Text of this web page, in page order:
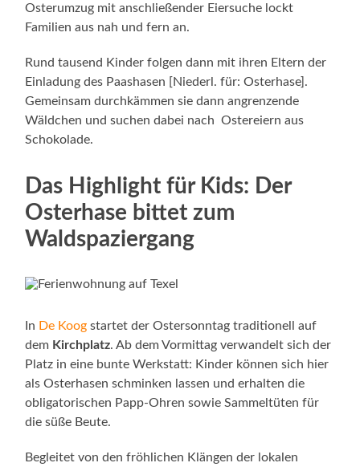
Osterumzug mit anschließender Eiersuche lockt
Familien aus nah und fern an.
Rund tausend Kinder folgen dann mit ihren Eltern der
Einladung des Paashasen [Niederl. für: Osterhase].
Gemeinsam durchkämmen sie dann angrenzende
Wäldchen und suchen dabei nach Ostereiern aus
Schokolade.
Das Highlight für Kids: Der
Osterhase bittet zum
Waldspaziergang
In De Koog startet der Ostersonntag traditionell auf
dem Kirchplatz. Ab dem Vormittag verwandelt sich der
Platz in eine bunte Werkstatt: Kinder können sich hier
als Osterhasen schminken lassen und erhalten die
obligatorischen Papp-Ohren sowie Sammeltüten für
die süße Beute.
Begleitet von den fröhlichen Klängen der lokalen